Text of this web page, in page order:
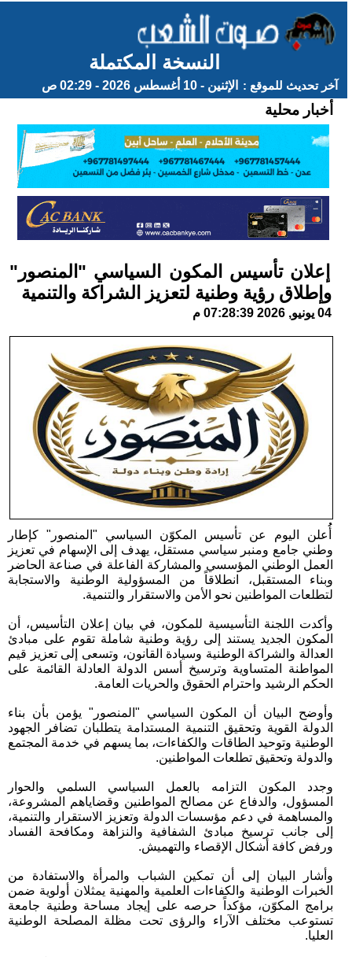
النسخة المكتملة
آخر تحديث للموقع : الإثنين - 10 أغسطس 2026 - 02:29 ص
أخبار محلية
إعلان تأسيس المكون السياسي "المنصور"
وإطلاق رؤية وطنية لتعزيز الشراكة والتنمية
04 يونيو, 2026 07:28:39 م
أُُعلن اليوم عن تأسيس المكوّن السياسي "المنصور" كإطار
وطني جامع ومنبر سياسي مستقل، يهدف إلى الإسهام في تعزيز
العمل الوطني المؤسسي والمشاركة الفاعلة في صناعة الحاضر
وبناء المستقبل، انطلاقاً من المسؤولية الوطنية والاستجابة
لتطلعات المواطنين نحو الأمن والاستقرار والتنمية.
وأكدت اللجنة التأسيسية للمكون، في بيان إعلان التأسيس، أن
المكون الجديد يستند إلى رؤية وطنية شاملة تقوم على مبادئ
العدالة والشراكة الوطنية وسيادة القانون، وتسعى إلى تعزيز قيم
المواطنة المتساوية وترسيخ أسس الدولة العادلة القائمة على
الحكم الرشيد واحترام الحقوق والحريات العامة.
وأوضح البيان أن المكون السياسي "المنصور" يؤمن بأن بناء
الدولة القوية وتحقيق التنمية المستدامة يتطلبان تضافر الجهود
الوطنية وتوحيد الطاقات والكفاءات، بما يسهم في خدمة المجتمع
والدولة وتحقيق تطلعات المواطنين.
وجدد المكون التزامه بالعمل السياسي السلمي والحوار
المسؤول، والدفاع عن مصالح المواطنين وقضاياهم المشروعة،
والمساهمة في دعم مؤسسات الدولة وتعزيز الاستقرار والتنمية،
إلى جانب ترسيخ مبادئ الشفافية والنزاهة ومكافحة الفساد
ورفض كافة أشكال الإقصاء والتهميش.
وأشار البيان إلى أن تمكين الشباب والمرأة والاستفادة من
الخبرات الوطنية والكفاءات العلمية والمهنية يمثلان أولوية ضمن
برامج المكوّن، مؤكداً حرصه على إيجاد مساحة وطنية جامعة
تستوعب مختلف الآراء والرؤى تحت مظلة المصلحة الوطنية
العليا.